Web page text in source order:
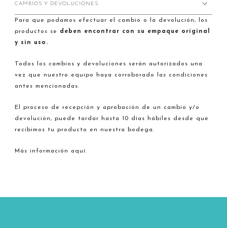
CAMBIOS Y DEVOLUCIONES
Para que podamos efectuar el cambio o la devolución, los
productos se deben encontrar con su empaque original
y sin uso.
Todos los cambios y devoluciones serán autorizados una
vez que nuestro equipo haya corroborado las condiciones
antes mencionadas.
El proceso de recepción y aprobación de un cambio y/o
devolución, puede tardar hasta 10 días hábiles desde que
recibimos tu producto en nuestra bodega.
Más información aquí.